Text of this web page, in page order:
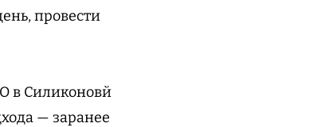
провести
в Силиконовй
— заранее